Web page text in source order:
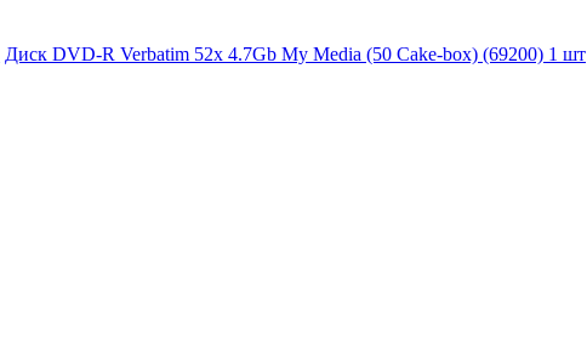
Диск DVD-R Verbatim 52x 4.7Gb My Media (50 Cake-box) (69200) 1 шт